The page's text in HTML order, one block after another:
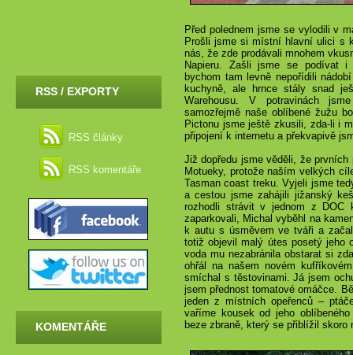
RSS / EXPORTY
RSS články
RSS komentáře
KOMENTÁŘE
Před polednem jsme se vylodili v
Prošli jsme si místní hlavní ulici s
nás, že zde prodávali mnohem
Napieru. Zašli jsme se podívat i
bychom tam levně nepořídili
kuchyně, ale hrnce stály snad
Warehousu. V potravinách
samozřejmě naše oblíbené žužu
Pictonu jsme ještě zkusili, zda-li i
připojení k internetu a překvapivě
Již dopředu jsme věděli, že
Motueky, protože naším velkých
Tasman coast treku. Vyjeli jsme
a cestou jsme zahájili jižanský
rozhodli strávit v jednom z DOC
zaparkovali, Michal vyběhl na
k autu s úsměvem ve tváři a
totiž objevil malý útes posetý jeho
voda mu nezabránila obstarat si
ohřál na našem novém
smíchal s těstovinami. Já jsem
jsem přednost tomatové omáčce.
jeden z místních opeřenců –
vaříme kousek od jeho
beze zbraně, který se přiblížil skoro